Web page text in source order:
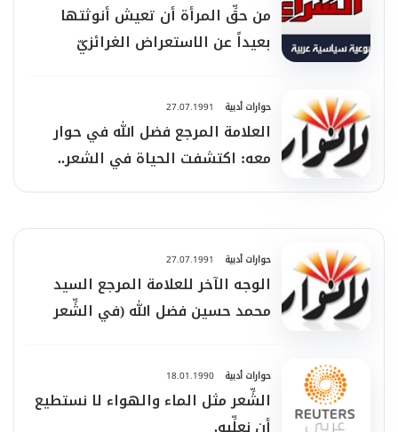
من حقِّ المرأة أن تعيش أنوثتها
بعيداً عن الاستعراض الغرائزيّ
حوارات أدبية 27.07.1991
العلامة المرجع فضل الله في حوار
معه: اكتشفت الحياة في الشعر..
والدين مصدر إلهام له
حوارات أدبية 27.07.1991
الوجه الآخر للعلامة المرجع السيد
محمد حسين فضل الله (في الشِّعر
حوارات أدبية 18.01.1990
الشِّعر مثل الماء والهواء لا نستطيع